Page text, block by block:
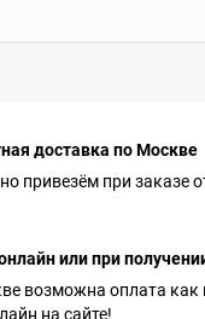
доставка по Москве
привезём при заказе
или при
возможна оплата как
на сайте!